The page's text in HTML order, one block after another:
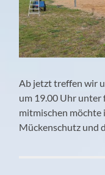
Ab jetzt treffen wir
um 19.00 Uhr unter
mitmischen möchte
Mückenschutz und